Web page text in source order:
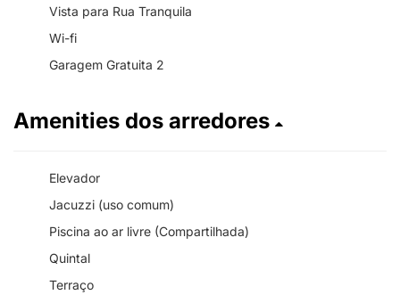
Vista para Rua Tranquila
Wi-fi
Garagem Gratuita 2
Amenities dos arredores
Elevador
Jacuzzi (uso comum)
Piscina ao ar livre (Compartilhada)
Quintal
Terraço